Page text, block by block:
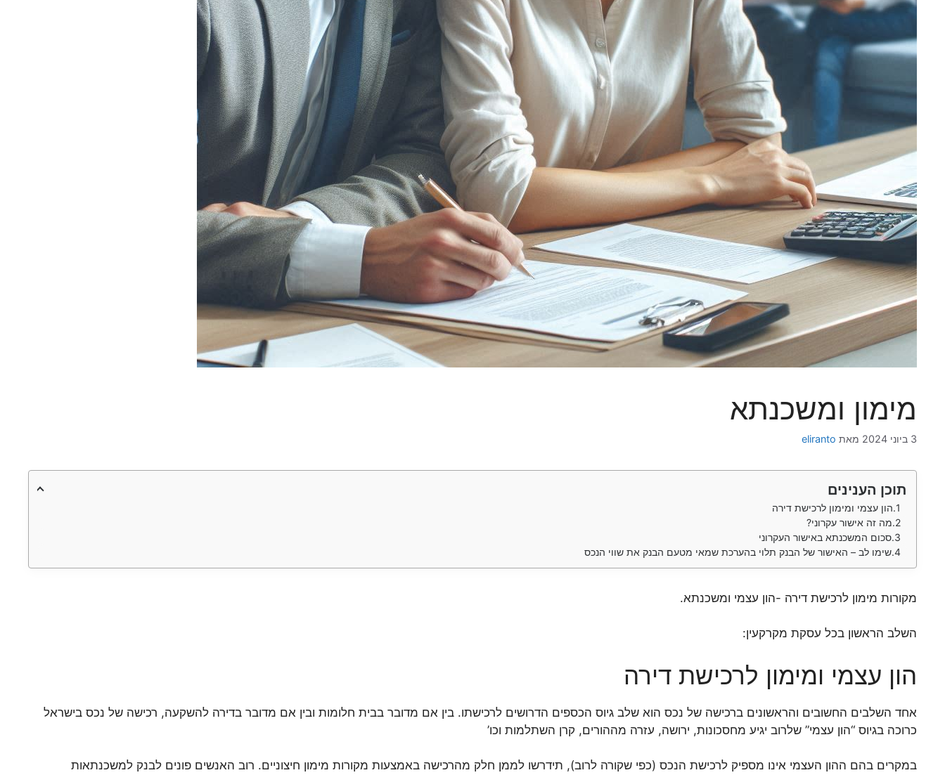
מימון ומשכנתא
3 ביוני 2024 מאת eliranto
תוכן הענינים
הון עצמי ומימון לרכישת דירה
מה זה אישור עקרוני?
סכום המשכנתא באישור העקרוני
שימו לב – האישור של הבנק תלוי בהערכת שמאי מטעם הבנק את שווי הנכס
מקורות מימון לרכישת דירה -הון עצמי ומשכנתא.
השלב הראשון בכל עסקת מקרקעין:
הון עצמי ומימון לרכישת דירה
אחד השלבים החשובים והראשונים ברכישה של נכס הוא שלב גיוס הכספים הדרושים לרכישתו. בין אם מדובר בבית חלומות ובין אם מדובר בדירה להשקעה, רכישה של נכס בישראל
כרוכה בגיוס “הון עצמי” שלרוב יגיע מחסכונות, ירושה, עזרה מההורים, קרן השתלמות וכו’
במקרים בהם ההון העצמי אינו מספיק לרכישת הנכס (כפי שקורה לרוב), תידרשו לממן חלק מהרכישה באמצעות מקורות מימון חיצוניים. רוב האנשים פונים לבנק למשכנתאות